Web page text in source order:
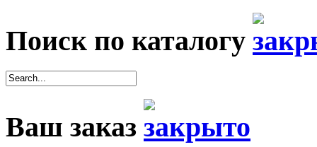
Поиск по каталогу
Ваш заказ